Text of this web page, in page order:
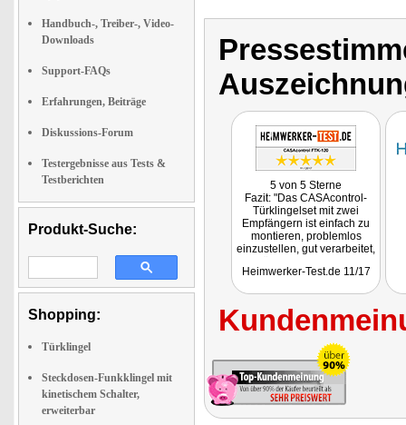
Handbuch-, Treiber-, Video-
Downloads
Support-FAQs
Erfahrungen, Beiträge
Diskussions-Forum
Testergebnisse aus Tests &
Testberichten
Produkt-Suche:
Shopping:
Türklingel
Steckdosen-Funkklingel mit
kinetischem Schalter,
erweiterbar
5 von 5 Sterne
Fazit: "Das CASAcontrol-
Türklingelset mit zwei
Empfängern ist einfach zu
montieren, problemlos
einzustellen, gut verarbeitet,
hat somit wirklich keine
Getestet wurde NX-5829
Heimwerker-Test.de 11/17